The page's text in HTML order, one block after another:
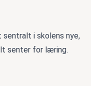
i skolens nye,
senter for læring.